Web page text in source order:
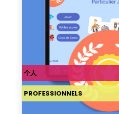
PROFESSIONNELS
个人